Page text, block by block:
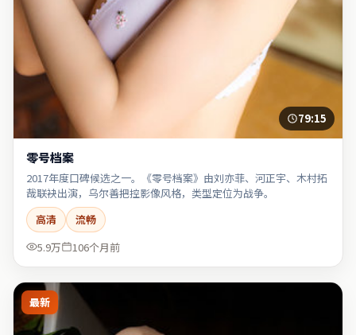
79:15
零号档案
2017年度口碑候选之一。《零号档案》由刘亦菲、河正宇、木村拓
哉联袂出演，乌尔善把控影像风格，类型定位为战争。
高清
流畅
5.9万
106个月前
最新